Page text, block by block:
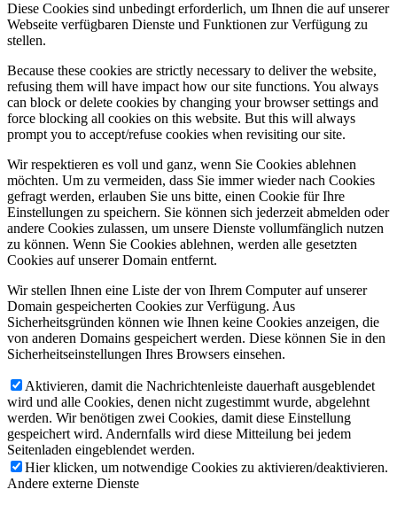
Diese Cookies sind unbedingt erforderlich, um Ihnen die auf unserer
Webseite verfügbaren Dienste und Funktionen zur Verfügung zu
stellen.
Because these cookies are strictly necessary to deliver the website,
refusing them will have impact how our site functions. You always
can block or delete cookies by changing your browser settings and
force blocking all cookies on this website. But this will always
prompt you to accept/refuse cookies when revisiting our site.
Wir respektieren es voll und ganz, wenn Sie Cookies ablehnen
möchten. Um zu vermeiden, dass Sie immer wieder nach Cookies
gefragt werden, erlauben Sie uns bitte, einen Cookie für Ihre
Einstellungen zu speichern. Sie können sich jederzeit abmelden oder
andere Cookies zulassen, um unsere Dienste vollumfänglich nutzen
zu können. Wenn Sie Cookies ablehnen, werden alle gesetzten
Cookies auf unserer Domain entfernt.
Wir stellen Ihnen eine Liste der von Ihrem Computer auf unserer
Domain gespeicherten Cookies zur Verfügung. Aus
Sicherheitsgründen können wie Ihnen keine Cookies anzeigen, die
von anderen Domains gespeichert werden. Diese können Sie in den
Sicherheitseinstellungen Ihres Browsers einsehen.
Aktivieren, damit die Nachrichtenleiste dauerhaft ausgeblendet
wird und alle Cookies, denen nicht zugestimmt wurde, abgelehnt
werden. Wir benötigen zwei Cookies, damit diese Einstellung
gespeichert wird. Andernfalls wird diese Mitteilung bei jedem
Seitenladen eingeblendet werden.
Hier klicken, um notwendige Cookies zu aktivieren/deaktivieren.
Andere externe Dienste